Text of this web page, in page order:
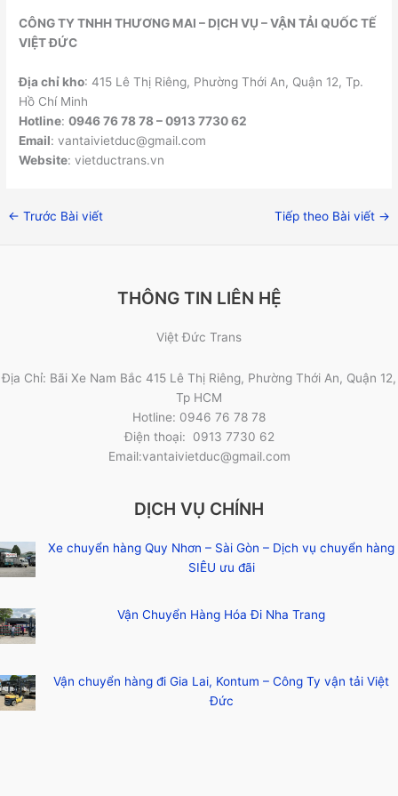
CÔNG TY TNHH THƯƠNG MAI – DỊCH VỤ – VẬN TẢI QUỐC TẾ
VIỆT ĐỨC
Địa chỉ kho: 415 Lê Thị Riêng, Phường Thới An, Quận 12, Tp.
Hồ Chí Minh
Hotline:0946 76 78 78 – 0913 7730 62
Email: vantaivietduc@gmail.com
Website: vietductrans.vn
← Trước Bài viết Tiếp theo Bài viết →
THÔNG TIN LIÊN HỆ
Việt Đức Trans
Địa Chỉ: Bãi Xe Nam Bắc 415 Lê Thị Riêng, Phường Thới An, Quận 12,
Tp HCM
Hotline: 0946 76 78 78
Điện thoại: 0913 7730 62
Email:vantaivietduc@gmail.com
DỊCH VỤ CHÍNH
Xe chuyển hàng Quy Nhơn – Sài Gòn – Dịch vụ chuyển hàng
SIÊU ưu đãi
Vận Chuyển Hàng Hóa Đi Nha Trang
Vận chuyển hàng đi Gia Lai, Kontum – Công Ty vận tải Việt
Đức